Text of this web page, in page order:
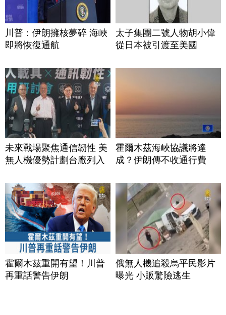
川普：伊朗擁核夢碎 海峽
即將恢復通航
太子集團二號人物胡小偉
從日本被引渡至美國
未來戰場聚焦通信韌性 美
無人機優勢計劃台廠列入
霍爾木茲海峽協議將達
成？伊朗傳不收通行費
霍爾木茲重開有望！川普
再重話警告伊朗
俄無人機追殺烏平民影片
曝光 小販驚險逃生